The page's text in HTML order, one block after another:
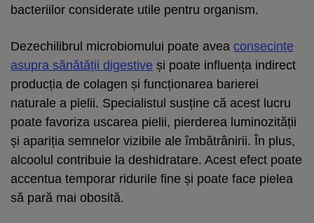
bacteriilor considerate utile pentru organism.
Dezechilibrul microbiomului poate avea consecințe
asupra sănătății digestive și poate influența indirect
producția de colagen și funcționarea barierei
naturale a pielii. Specialistul susține că acest lucru
poate favoriza uscarea pielii, pierderea luminozității
și apariția semnelor vizibile ale îmbătrânirii. În plus,
alcoolul contribuie la deshidratare. Acest efect poate
accentua temporar ridurile fine și poate face pielea
să pară mai obosită.